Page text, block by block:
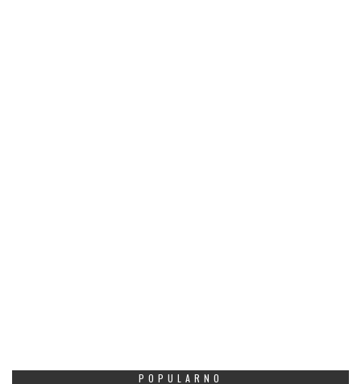
POPULARNO